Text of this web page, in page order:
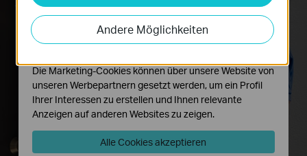
Könnten Sie es bitte an
der Tür lassen?
Hallo, ich habe hier
eine Lieferung.
Andere Möglichkeiten
Analyse-Cookies ermöglichen es uns, Ihre Aktivitäten
auf unserer Website zu analysieren, um die
Funktionsweise unserer Website zu verbessern und
Die Marketing-Cookies können über unsere Website von
unseren Werbepartnern gesetzt werden, um ein Profil
Ihrer Interessen zu erstellen und Ihnen relevante
Anzeigen auf anderen Websites zu zeigen.
Alle Cookies akzeptieren